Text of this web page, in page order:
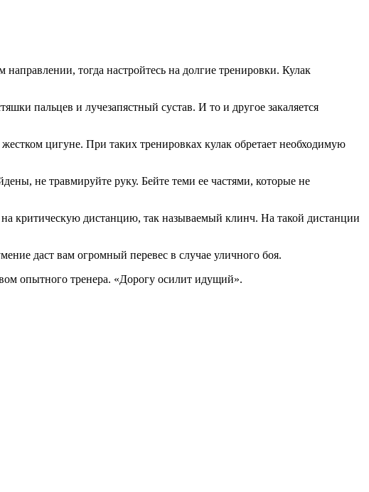
тогда настройтесь на долгие тренировки. Кулак
пальцев и лучезапястный сустав. И то и другое закаляется
цигуне. При таких тренировках кулак обретает необходимую
не травмируйте руку. Бейте теми ее частями, которые не
на критическую дистанцию, так называемый клинч. На такой дистанции
даст вам огромный перевес в случае уличного боя.
опытного тренера. «Дорогу осилит идущий».